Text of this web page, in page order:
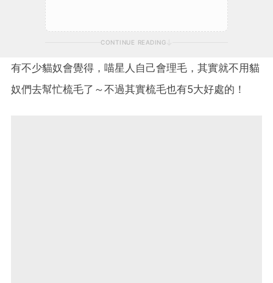
CONTINUE READING
有不少貓奴會覺得，喵星人自己會理毛，其實就不用貓
奴們去幫忙梳毛了～不過其實梳毛也有5大好處的！